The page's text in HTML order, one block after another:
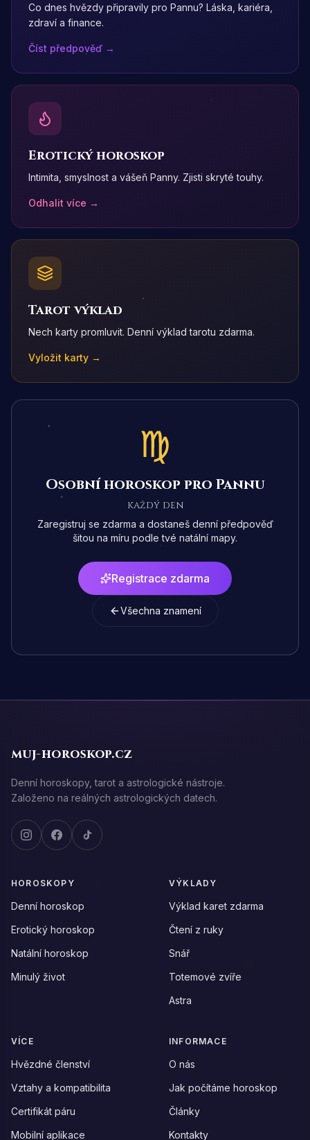
Co dnes hvězdy připravily pro Pannu? Láska, kariéra,
zdraví a finance.
Číst předpověď →
Erotický horoskop
Intimita, smyslnost a vášeň Panny. Zjisti skryté touhy.
Odhalit více →
Tarot výklad
Nech karty promluvit. Denní výklad tarotu zdarma.
Vyložit karty →
Osobní horoskop pro Pannu
každý den
Zaregistruj se zdarma a dostaneš denní předpověď
šitou na míru podle tvé natální mapy.
Registrace zdarma
Všechna znamení
muj-horoskop.cz
Denní horoskopy, tarot a astrologické nástroje.
Založeno na reálných astrologických datech.
HOROSKOPY
Denní horoskop
Erotický horoskop
Natální horoskop
Minulý život
VÝKLADY
Výklad karet zdarma
Čtení z ruky
Snář
Totemové zvíře
Astra
VÍCE
Hvězdné členství
Vztahy a kompatibilita
Certifikát páru
Mobilní aplikace
INFORMACE
O nás
Jak počítáme horoskop
Články
Kontakty